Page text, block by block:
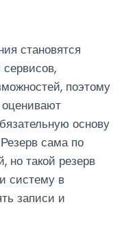
становятся
поэтому
оценивают
основу
сама по
но такой резерв
систему в
записи и